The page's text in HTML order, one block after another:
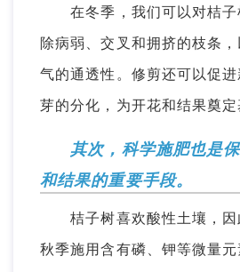
在冬季，我们可以对桔子
除病弱、交叉和拥挤的枝条
气的通透性。修剪还可以促
芽的分化，为开花和结果奠定
其次，科学施肥也是
和结果的重要手段。
桔子树喜欢酸性土壤，因
秋季施用含有磷、钾等微量元